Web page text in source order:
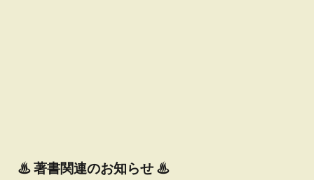
♨著書関連のお知らせ ♨